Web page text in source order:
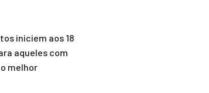
iniciem aos 18
aqueles com
melhor